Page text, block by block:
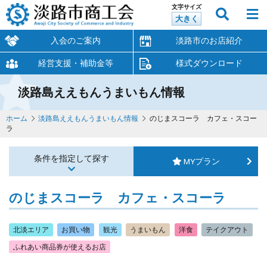
文字サイズ
大きく
入会のご案内 淡路市のお店紹介
経営支援・補助金等 様式ダウンロード
淡路島ええもんうまいもん情報
ホーム 淡路島ええもんうまいもん情報
のじまスコーラ カフェ・スコー
ラ
条件を指定して探す MYプラン
のじまスコーラ カフェ・スコーラ
北淡エリア お買い物 観光 うまいもん 洋食
テイクアウト
ふれあい商品券が使えるお店